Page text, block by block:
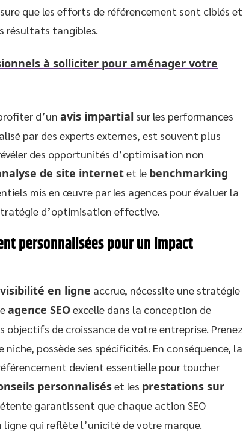
que les efforts de référencement sont ciblés et
résultats tangibles.
à solliciter pour aménager votre
d’un avis impartial sur les performances
par des experts externes, est souvent plus
des opportunités d’optimisation non
de site internetet le benchmarking
mis en œuvre par les agences pour évaluer la
d’optimisation effective.
personnalisées pour un impact
visibilité en ligne accrue, nécessite une stratégie
agence SEOexcelle dans la conception de
objectifs de croissance de votre entreprise. Prenez
possède ses spécificités. En conséquence, la
devient essentielle pour toucher
personnaliséset les prestations sur
garantissent que chaque action SEO
qui reflète l’unicité de votre marque.